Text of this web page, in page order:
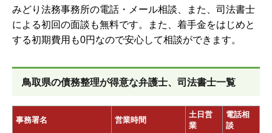
みどり法務事務所の電話・メール相談、また、司法書士
による初回の面談も無料です。また、着手金をはじめと
する初期費用も0円なので安心して相談ができます。
鳥取県の債務整理が得意な弁護士、司法書士一覧
事務署名 営業時間
土日営
業
電話相
談